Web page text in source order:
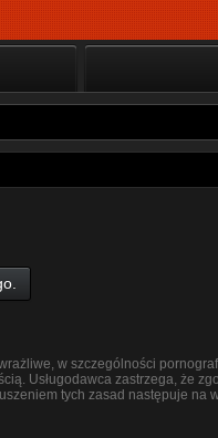
w szczególności
Usługodawca zastrzega, że
tych zasad następuje na